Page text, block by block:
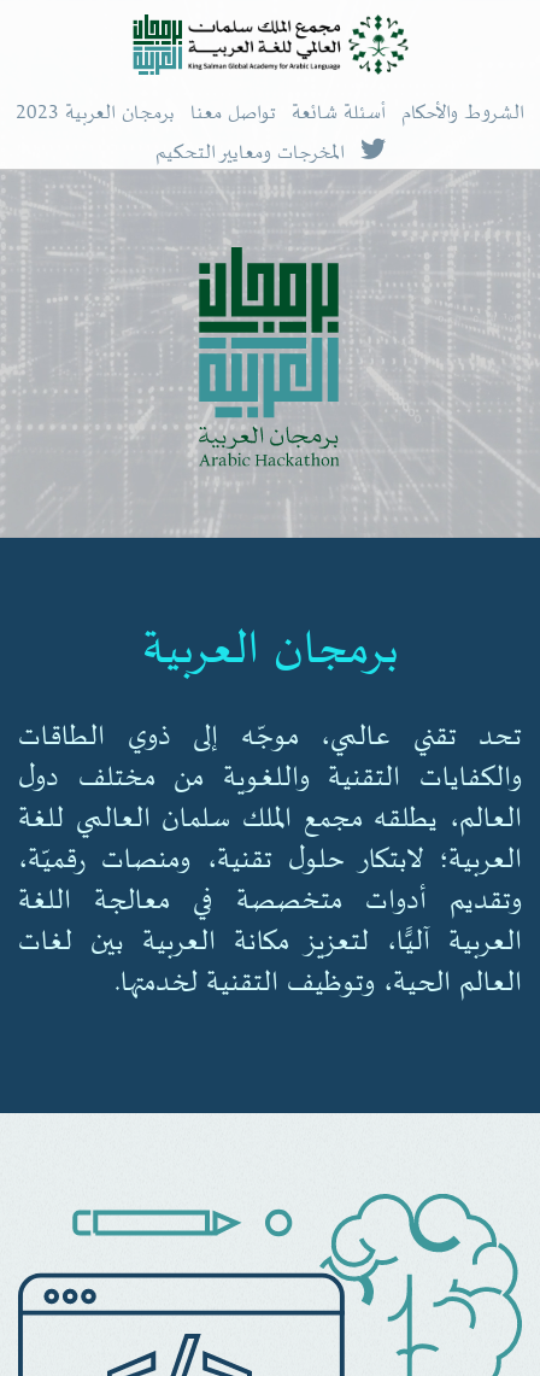
برمجان العربية 2023 تواصل معنا أسئلة شائعة الشروط والأحكام
المخرجات ومعايير التحكيم
برمجان العربية
تحد تقني عالمي، موجّه إلى ذوي الطاقات
والكفايات التقنية واللغـوية من مختلف دول
العالم، يطلقه مجمع الملك سلمان العالمي للغة
العربية؛ لابتكار حلول تقنية، ومنصات رقميّة،
وتقديم أدوات متخصصة في معالجة اللغة
العربية آليًّا، لتعزيز مكانة العربية بين لغات
العالم الحية، وتوظيف التقنية لخدمتها.